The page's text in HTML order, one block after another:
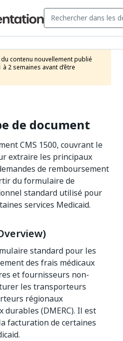
contenu nouvellement publié
2 semaines avant d’être
de document
CMS 1500, couvrant le
extraire les principaux
de remboursement
du formulaire de
standard utilisé pour
services Medicaid.
standard pour les
des frais médicaux
et fournisseurs non-
les transporteurs
régionaux
durables (DMERC). Il est
facturation de certaines